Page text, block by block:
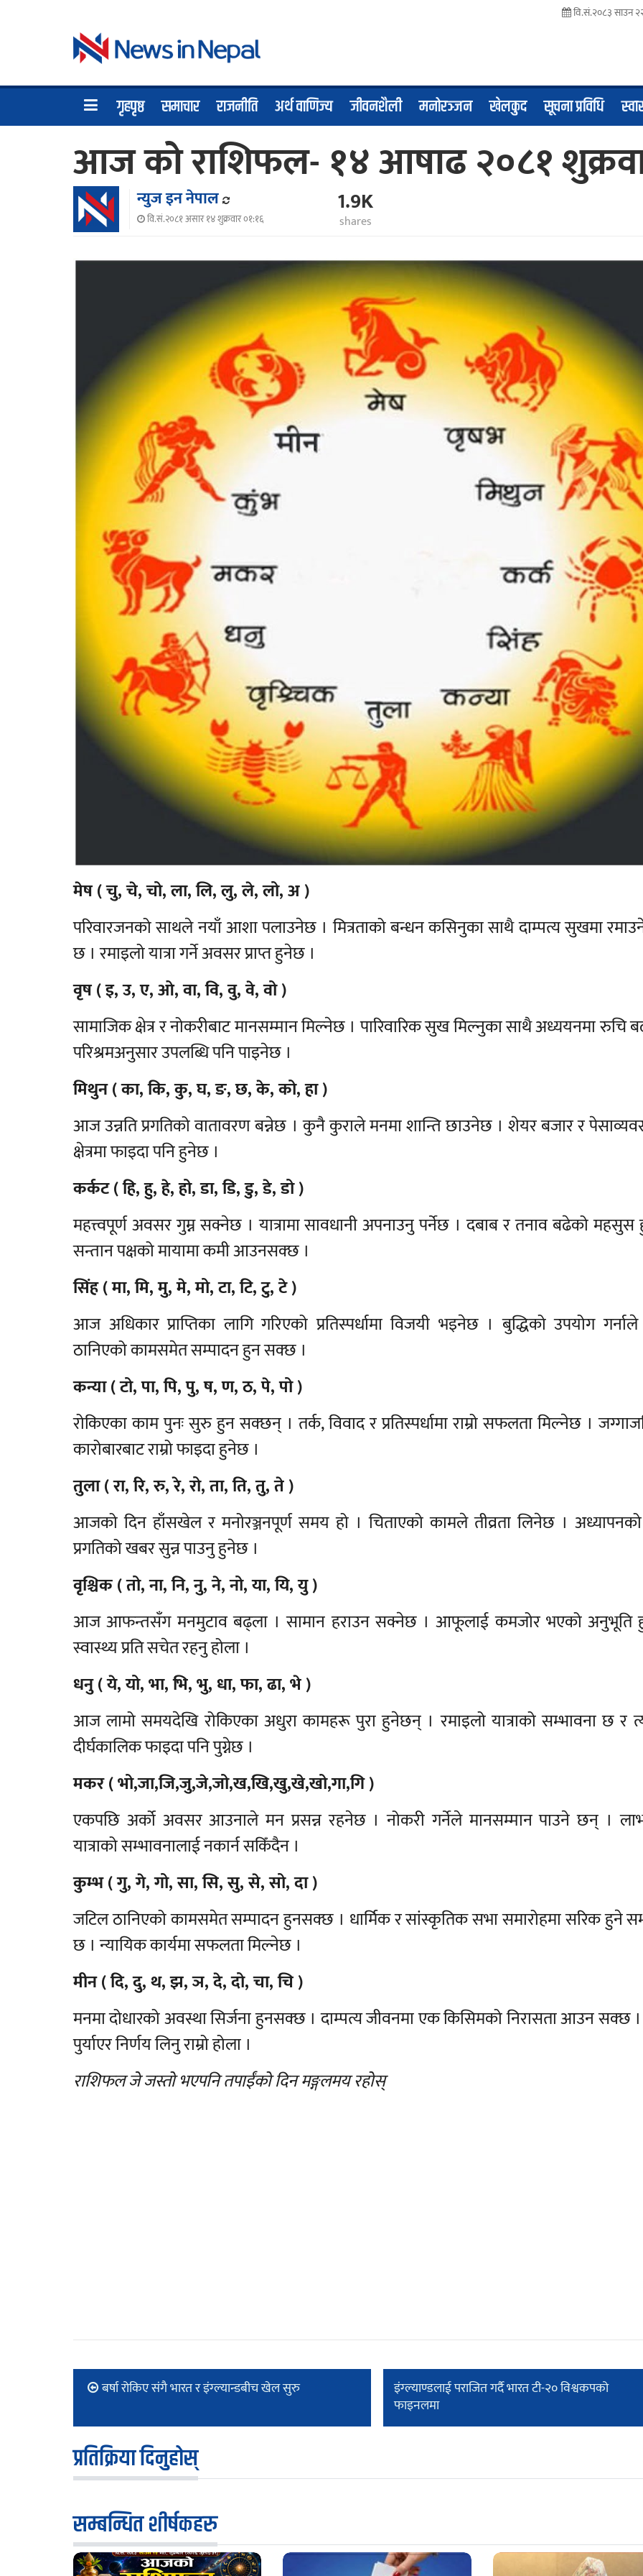
वि.सं.२०८३ साउन
गृहपृष्ठ समाचार राजनीति अर्थ वाणिज्य जीवनशैली मनोरञ्जन खेलकुद सूचना प्रविधि
आज को राशिफल- १४ आषाढ २०८१
न्युज इन नेपाल
वि.सं.२०८१ असार १४ शुक्रवार ०१:१६
1.9K
shares
मेष ( चु, चे, चो, ला, लि, लु, ले, लो, अ )
परिवारजनको साथले नयाँ आशा पलाउनेछ । मित्रताको बन्धन कसिनुका साथै दाम्पत्य सुखमा
छ । रमाइलो यात्रा गर्ने अवसर प्राप्त हुनेछ ।
वृष ( इ, उ, ए, ओ, वा, वि, वु, वे, वो )
सामाजिक क्षेत्र र नोकरीबाट मानसम्मान मिल्नेछ । पारिवारिक सुख मिल्नुका साथै अध्ययनमा रुचि
परिश्रमअनुसार उपलब्धि पनि पाइनेछ ।
मिथुन ( का, कि, कु, घ, ङ, छ, के, को, हा )
आज उन्नति प्रगतिको वातावरण बन्नेछ । कुनै कुराले मनमा शान्ति छाउनेछ । शेयर बजार र
क्षेत्रमा फाइदा पनि हुनेछ ।
कर्कट ( हि, हु, हे, हो, डा, डि, डु, डे, डो )
महत्त्वपूर्ण अवसर गुम्न सक्नेछ । यात्रामा सावधानी अपनाउनु पर्नेछ । दबाब र तनाव बढेको
सन्तान पक्षको मायामा कमी आउनसक्छ ।
सिंह ( मा, मि, मु, मे, मो, टा, टि, टु, टे )
आज अधिकार प्राप्तिका लागि गरिएको प्रतिस्पर्धामा विजयी भइनेछ । बुद्धिको उपयोग
ठानिएको कामसमेत सम्पादन हुन सक्छ ।
कन्या ( टो, पा, पि, पु, ष, ण, ठ, पे, पो )
रोकिएका काम पुनः सुरु हुन सक्छन् । तर्क, विवाद र प्रतिस्पर्धामा राम्रो सफलता मिल्नेछ ।
कारोबारबाट राम्रो फाइदा हुनेछ ।
तुला ( रा, रि, रु, रे, रो, ता, ति, तु, ते )
आजको दिन हाँसखेल र मनोरञ्जनपूर्ण समय हो । चिताएको कामले तीव्रता लिनेछ । अध्यापनको
प्रगतिको खबर सुन्न पाउनु हुनेछ ।
वृश्चिक ( तो, ना, नि, नु, ने, नो, या, यि, यु )
आज आफन्तसँग मनमुटाव बढ्ला । सामान हराउन सक्नेछ । आफूलाई कमजोर भएको अनुभूति
स्वास्थ्य प्रति सचेत रहनु होला ।
धनु ( ये, यो, भा, भि, भु, धा, फा, ढा, भे )
आज लामो समयदेखि रोकिएका अधुरा कामहरू पुरा हुनेछन् । रमाइलो यात्राको सम्भावना छ र
दीर्घकालिक फाइदा पनि पुग्नेछ ।
मकर ( भो,जा,जि,जु,जे,जो,ख,खि,खु,खे,खो,गा,गि )
एकपछि अर्को अवसर आउनाले मन प्रसन्न रहनेछ । नोकरी गर्नेले मानसम्मान पाउने छन् ।
यात्राको सम्भावनालाई नकार्न सकिँदैन ।
कुम्भ ( गु, गे, गो, सा, सि, सु, से, सो, दा )
जटिल ठानिएको कामसमेत सम्पादन हुनसक्छ । धार्मिक र सांस्कृतिक सभा समारोहमा सरिक हुने
छ । न्यायिक कार्यमा सफलता मिल्नेछ ।
मीन ( दि, दु, थ, झ, ञ, दे, दो, चा, चि )
मनमा दोधारको अवस्था सिर्जना हुनसक्छ । दाम्पत्य जीवनमा एक किसिमको निरासता आउन सक्छ ।
पुर्याएर निर्णय लिनु राम्रो होला ।
राशिफल जे जस्तो भएपनि तपाईंको दिन मङ्गलमय रहोस्
बर्षा रोकिए संगै भारत र इंग्ल्यान्डबीच खेल सुरु
इंग्ल्याण्डलाई पराजित गर्दै भारत टी-२० विश्वकपको
फाइनलमा
प्रतिक्रिया दिनुहोस्
सम्बन्धित शीर्षकहरु